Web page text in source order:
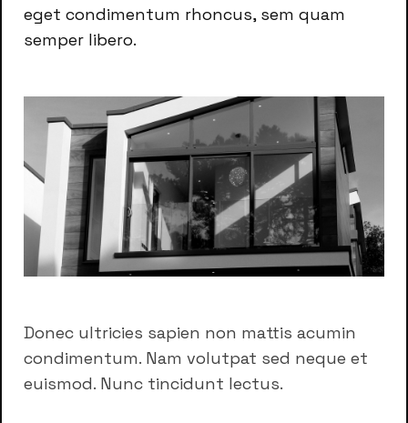
eget condimentum rhoncus, sem quam
semper libero.
Donec ultricies sapien non mattis acumin
condimentum. Nam volutpat sed neque et
euismod. Nunc tincidunt lectus.